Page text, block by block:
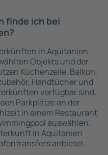
finde ich bei
in Aquitanien
Objekts und der
Küchenzeile, Balkon,
Handtücher und
verfügbar sind.
Parkplätze an der
in einem Restaurant
auswählen.
in Aquitanien
anbietet.